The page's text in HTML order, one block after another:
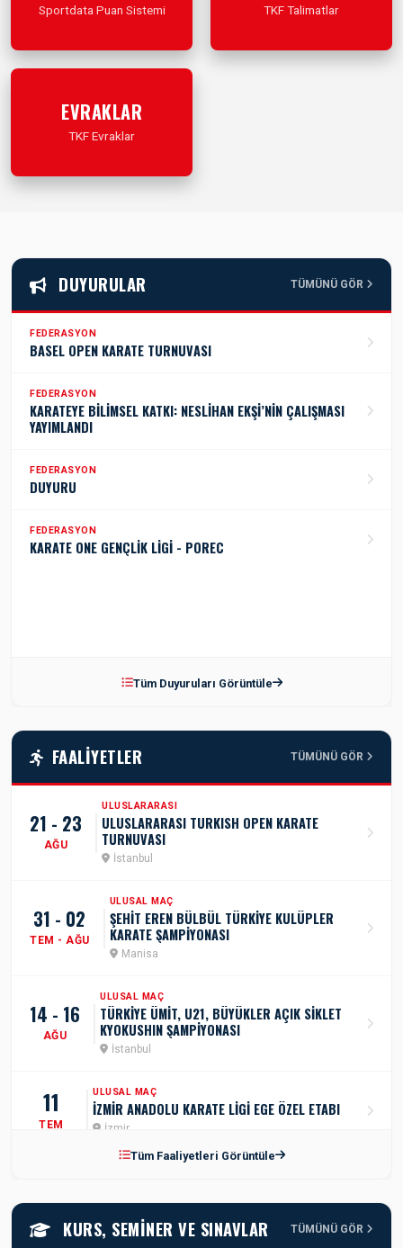
Sportdata Puan Sistemi
İleri Git
TKF Talimatlar
EVRAKLAR
TKF Evraklar
DUYURULAR TÜMÜNÜ GÖR
FEDERASYON
BASEL OPEN KARATE TURNUVASI
FEDERASYON
KARATEYE BİLİMSEL KATKI: NESLİHAN EKŞİ’NİN ÇALIŞMASI
YAYIMLANDI
FEDERASYON
DUYURU
FEDERASYON
KARATE ONE GENÇLİK LİGİ - POREC
Tüm Duyuruları Görüntüle
FAALIYETLER TÜMÜNÜ GÖR
21 - 23
AĞU
ULUSLARARASI
ULUSLARARASI TURKISH OPEN KARATE
TURNUVASI
İstanbul
31 - 02
TEM - AĞU
ULUSAL MAÇ
ŞEHİT EREN BÜLBÜL TÜRKİYE KULÜPLER
KARATE ŞAMPİYONASI
Manisa
14 - 16
AĞU
ULUSAL MAÇ
TÜRKİYE ÜMİT, U21, BÜYÜKLER AÇIK SİKLET
KYOKUSHIN ŞAMPİYONASI
İstanbul
11
TEM
ULUSAL MAÇ
İZMİR ANADOLU KARATE LİGİ EGE ÖZEL ETABI
İzmir
SPORTOTO TÜRKİYE ÜMİT, GENÇ, U21 KARATE
ŞAMPİYONASI
Samsun
Tüm Faaliyetleri Görüntüle
KURS, SEMINER VE SINAVLAR TÜMÜNÜ GÖR